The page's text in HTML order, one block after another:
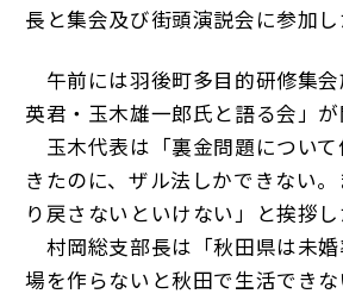
長と集会及び街頭演説会に参加し
午前には羽後町多目的研修集会
英君・玉木雄一郎氏と語る会」が
玉木代表は「裏金問題について
きたのに、ザル法しかできない
り戻さないといけない」と挨拶し
村岡総支部長は「秋田県は未婚
場を作らないと秋田で生活でき